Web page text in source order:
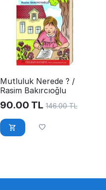
Mutluluk Nerede ? /
Rasim Bakırcıoğlu
90.00 TL 146.00 TL